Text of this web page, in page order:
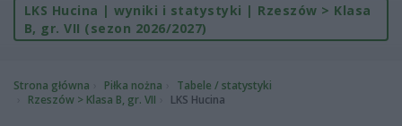
LKS Hucina | wyniki i statystyki | Rzeszów > Klasa
B, gr. VII (sezon 2026/2027)
Strona główna Piłka nożna
Tabele / statystyki
Rzeszów > Klasa B, gr. VII
LKS Hucina